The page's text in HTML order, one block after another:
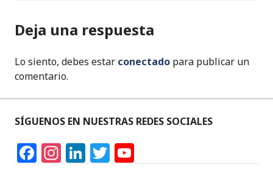
Deja una respuesta
Lo siento, debes estar conectado para publicar un
comentario.
SÍGUENOS EN NUESTRAS REDES SOCIALES
F In Li T